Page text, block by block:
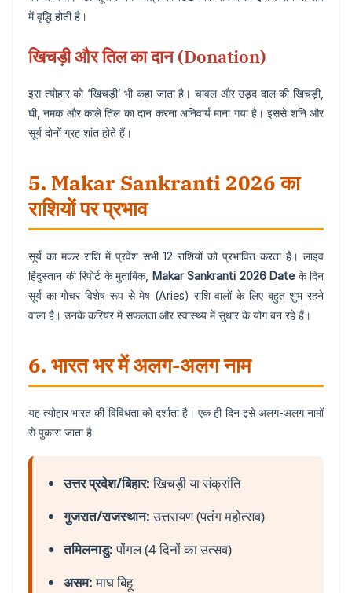
में वृद्धि होती है।
खिचड़ी और तिल का दान (Donation)
इस त्योहार को ‘खिचड़ी’ भी कहा जाता है। चावल और उड़द दाल की खिचड़ी,
घी, नमक और काले तिल का दान करना अनिवार्य माना गया है। इससे शनि और
सूर्य दोनों ग्रह शांत होते हैं।
5. Makar Sankranti 2026 का
राशियों पर प्रभाव
सूर्य का मकर राशि में प्रवेश सभी 12 राशियों को प्रभावित करता है। लाइव
हिंदुस्तान की रिपोर्ट के मुताबिक, Makar Sankranti 2026 Dateके दिन
सूर्य का गोचर विशेष रूप से मेष (Aries) राशि वालों के लिए बहुत शुभ रहने
वाला है। उनके करियर में सफलता और स्वास्थ्य में सुधार के योग बन रहे हैं।
6. भारत भर में अलग-अलग नाम
यह त्योहार भारत की विविधता को दर्शाता है। एक ही दिन इसे अलग-अलग नामों
से पुकारा जाता है:
उत्तर प्रदेश/बिहार:खिचड़ी या संक्रांति
गुजरात/राजस्थान:उत्तरायण (पतंग महोत्सव)
तमिलनाडु:पोंगल (4 दिनों का उत्सव)
असम:माघ बिहू